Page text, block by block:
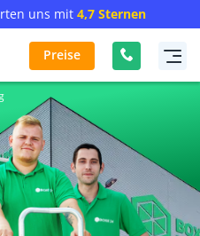
uns mit 4,7 Sternen
Preise